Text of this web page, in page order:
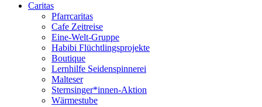
Caritas
Pfarrcaritas
Cafe Zeitreise
Eine-Welt-Gruppe
Habibi Flüchtlingsprojekte
Boutique
Lernhilfe Seidenspinnerei
Malteser
Sternsinger*innen-Aktion
Wärmestube